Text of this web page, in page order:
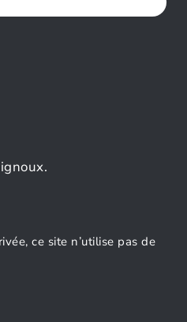
ce site n’utilise pas de